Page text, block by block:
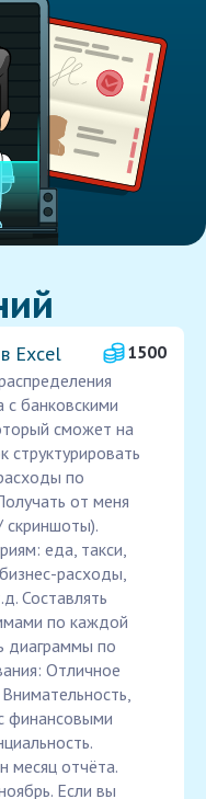
Excel
1500
с банковскими
сможет на
структурировать
по
от меня
скриншоты).
еда, такси,
расходы,
Составлять
по каждой
диаграммы по
Отличное
финансовыми
месяц отчёта.
Если вы